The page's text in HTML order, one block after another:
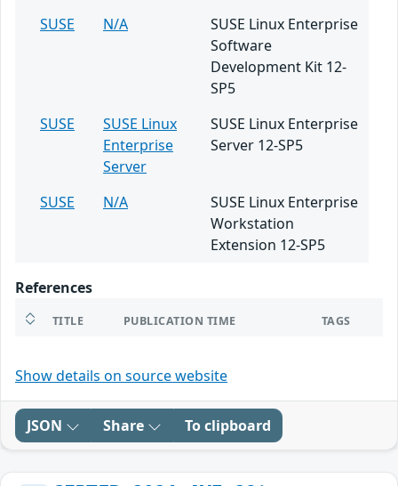
SUSE
N/A
SUSE Linux Enterprise
Software
Development Kit 12-
SP5
SUSE
SUSE Linux
Enterprise
Server
SUSE Linux Enterprise
Server 12-SP5
SUSE N/A
SUSE Linux Enterprise
Workstation
Extension 12-SP5
References
TITLE PUBLICATION TIME TAGS
Show details on source website
JSON Share To clipboard